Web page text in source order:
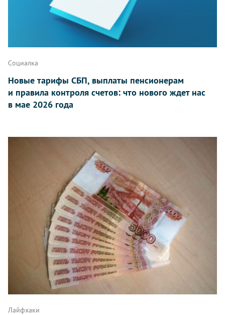
Социалка
Новые тарифы СБП, выплаты пенсионерам
и правила контроля счетов: что нового ждет нас
в мае 2026 года
Лайфхаки